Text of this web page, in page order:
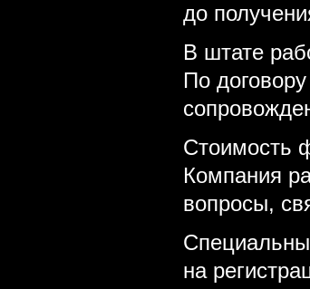
до
В штате
По
Стоимость
Компания
вопросы,
на